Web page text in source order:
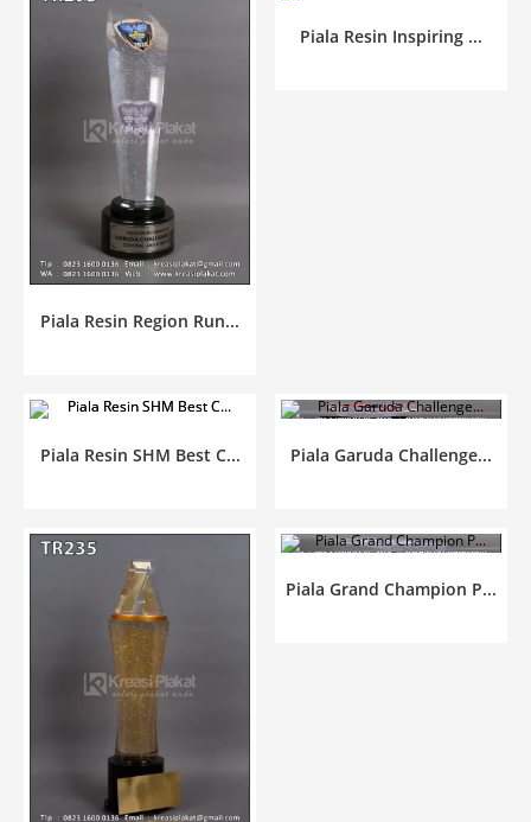
Piala Resin Region Run...
Piala Resin Inspiring ...
Piala Resin SHM Best C... Piala Garuda Challenge...
Piala Grand Champion P...